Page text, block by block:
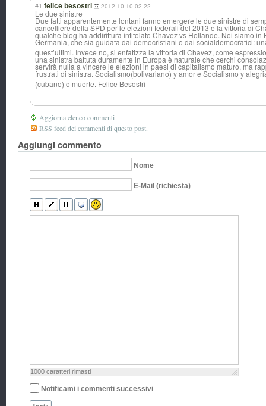
#1 felice besostri 2012-10-10 02:22
Le due sinistre
Due fatti apparentemente lontani fanno emergere le due sinistre di
cancelliere della SPD per le elezioni federali del 2013 e la vittoria di
qualche blog ha addirittura intitolato Chavez vs Hollande. Noi siamo in
Germania, che sia guidata dai democristiani o dai socialdemocratici:
quest’ultimi. Invece no, si enfatizza la vittoria di Chavez, come
una sinistra battuta duramente in Europa è naturale che cerchi
servirà nulla a vincere le elezioni in paesi di capitalismo maturo, ma
frustrati di sinistra. Socialismo(bolivariano) y amor e Socialismo y
(cubano) o muerte. Felice Besostri
Aggiorna elenco commenti
RSS feed dei commenti di questo post.
Aggiungi commento
Nome
E-Mail (richiesta)
1000 caratteri rimasti
Notificami i commenti successivi